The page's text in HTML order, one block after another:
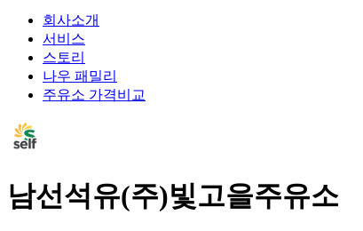
회사소개
서비스
스토리
나우 패밀리
주유소 가격비교
남선석유(주)빛고을주유소